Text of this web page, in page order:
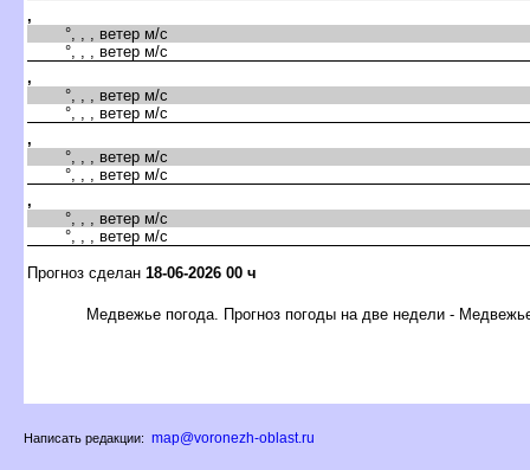
,
°, , , ветер м/с
°, , , ветер м/с
,
°, , , ветер м/с
°, , , ветер м/с
,
°, , , ветер м/с
°, , , ветер м/с
,
°, , , ветер м/с
°, , , ветер м/с
Прогноз сделан 18-06-2026 00 ч
Медвежье погода. Прогноз погоды на две недели -
Написать редакции: map@voronezh-oblast.ru